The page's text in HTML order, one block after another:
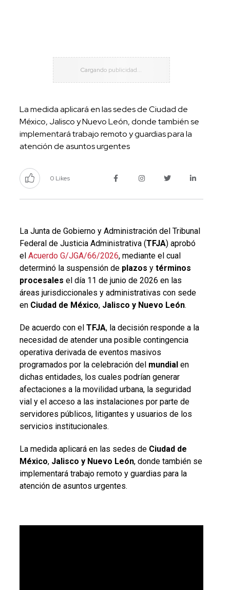
La medida aplicará en las sedes de Ciudad de
México, Jalisco y Nuevo León, donde también se
implementará trabajo remoto y guardias para la
atención de asuntos urgentes
0 Likes
La Junta de Gobierno y Administración del Tribunal
Federal de Justicia Administrativa (TFJA) aprobó
el Acuerdo G/JGA/66/2026, mediante el cual
determinó la suspensión de plazos y términos
procesales el día 11 de junio de 2026 en las
áreas jurisdiccionales y administrativas con sede
en Ciudad de México, Jalisco y Nuevo León.
De acuerdo con el TFJA, la decisión responde a la
necesidad de atender una posible contingencia
operativa derivada de eventos masivos
programados por la celebración del mundialen
dichas entidades, los cuales podrían generar
afectaciones a la movilidad urbana, la seguridad
vial y el acceso a las instalaciones por parte de
servidores públicos, litigantes y usuarios de los
servicios institucionales.
La medida aplicará en las sedes de Ciudad de
México, Jalisco y Nuevo León, donde también se
implementará trabajo remoto y guardias para la
atención de asuntos urgentes.